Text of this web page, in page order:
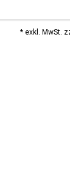
* exkl. MwSt.